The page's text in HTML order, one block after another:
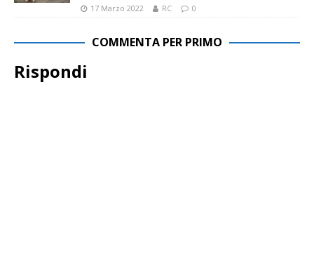
17 Marzo 2022 RC 0
COMMENTA PER PRIMO
Rispondi